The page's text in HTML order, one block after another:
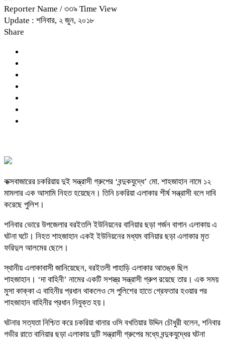
Reporter Name / ৩৩৯ Time View
Update : শনিবার, ২ জুন, ২০১৮
Share
কক্সবাজারের চকরিয়ায় দুই সন্ত্রাসী গ্রুপের ‘বন্দুকযুদ্ধে’ মো. শাহজাহান নামে ১২
মামলার এক আসামি নিহত হয়েছেন। তিনি চকরিয়া এলাকার শীর্ষ সন্ত্রাসী বলে দাবি
করেছে পুলিশ।
শনিবার ভোরে উপজেলার বরইতলি ইউনিয়নের বানিয়ার ছড়া গর্জন বাগান এলাকায় এ
ঘটনা ঘটে। নিহত শাহজাহান একই ইউনিয়নের মধ্যম বানিয়ার ছড়া এলাকার মৃত
ফরিদুল আলমের ছেলে।
স্থানীয় এলাকাবাসী জানিয়েছেন, বরইতলী পাহাড়ি এলাকার আতঙ্ক ছিল
শাহজাহান। ‘দা বাহিনী’ নামের একটি সশস্ত্র সন্ত্রাসী গ্রুপ রয়েছে তার। এক সময়
মুসা কাক্কা এ বাহিনীর প্রধান থাকলেও সে পুলিশের হাতে গ্রেফতার হওয়ার পর
শাহজাহান বাহিনীর প্রধান নিযুক্ত হয়।
ঘটনার সত্যতা নিশ্চিত করে চকরিয়া থানার ওসি বখতিয়ার উদ্দিন চৌধুরী বলেন, শনিবার
গভীর রাতে বানিয়ার ছড়া এলাকায় দুটি সন্ত্রাসী গ্রুপের মধ্যে বন্দুকযুদ্ধের ঘটনা